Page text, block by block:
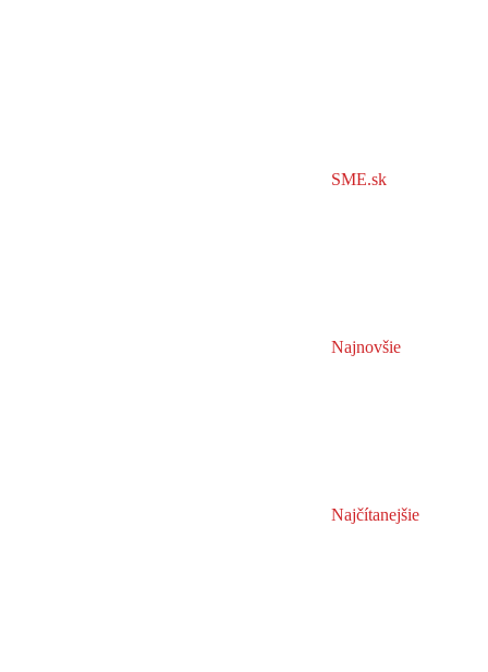
SME.sk
Najnovšie
Najčítanejšie